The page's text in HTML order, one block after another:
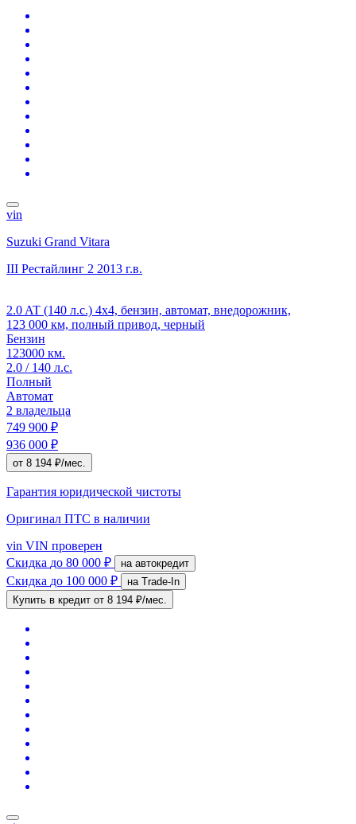
vin
Suzuki Grand Vitara
III Рестайлинг 2 2013 г.в.
2.0 AT (140 л.с.) 4x4, бензин, автомат, внедорожник,
123 000 км, полный привод, черный
Бензин
123000 км.
2.0 / 140 л.с.
Полный
Автомат
2 владельца
749 900 ₽
936 000 ₽
от 8 194 ₽/мес.
Гарантия юридической чистоты
Оригинал ПТС в наличии
vin VIN проверен
Скидка до 80 000 ₽ на автокредит
Скидка до 100 000 ₽
на Trade-In
Купить в кредит от 8 194 ₽/мес.